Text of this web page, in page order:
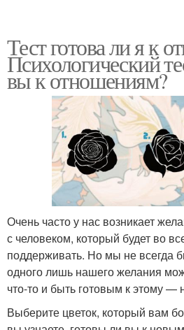
Тест готова ли я к
Психологический
вы к отношениям?
Очень часто у нас возникает
с человеком, который будет во
поддерживать. Но мы не всегда
одного лишь нашего желания
что-то и быть готовым к этому —
Выберите цветок, который вам